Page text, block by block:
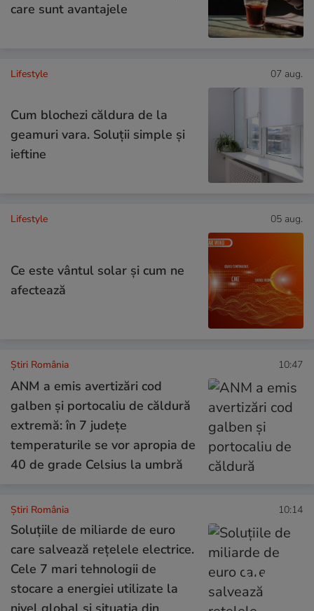
care sunt avantajele
Lifestyle 07 aug.
Cum blochezi căldura de la
geamuri vara. Soluții simple și
ieftine
Lifestyle 05 aug.
Ce este vântul solar și cum ne
afectează
Știri România 10:47
ANM a emis avertizări cod
galben și portocaliu de căldură
extremă: în 7 județe
temperaturile se vor apropia de
40 de grade Celsius la umbră
Știri România 10:14
Soluțiile de miliarde de euro
care salvează rețelele electrice.
Cele 7 mari tehnologii de
stocare a energiei utilizate la